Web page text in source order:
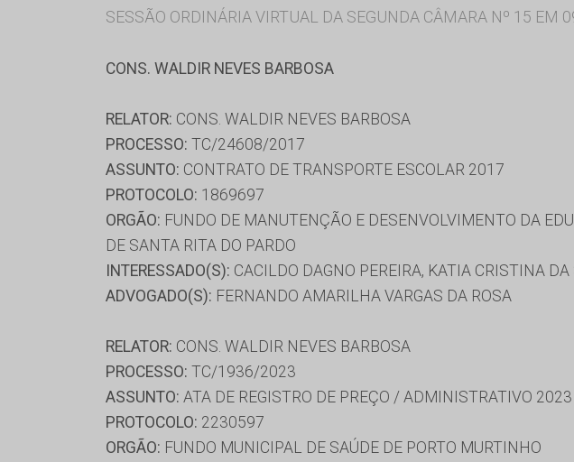
SESSÃO ORDINÁRIA VIRTUAL DA SEGUNDA CÂMARA Nº 15 EM
CONS. WALDIR NEVES BARBOSA
RELATOR: CONS. WALDIR NEVES BARBOSA
PROCESSO: TC/24608/2017
ASSUNTO: CONTRATO DE TRANSPORTE ESCOLAR 2017
PROTOCOLO: 1869697
ORGÃO: FUNDO DE MANUTENÇÃO E DESENVOLVIMENTO DA
DE SANTA RITA DO PARDO
INTERESSADO(S): CACILDO DAGNO PEREIRA, KATIA CRISTINA
ADVOGADO(S): FERNANDO AMARILHA VARGAS DA ROSA
RELATOR: CONS. WALDIR NEVES BARBOSA
PROCESSO: TC/1936/2023
ASSUNTO: ATA DE REGISTRO DE PREÇO / ADMINISTRATIVO 2023
PROTOCOLO: 2230597
ORGÃO: FUNDO MUNICIPAL DE SAÚDE DE PORTO MURTINHO